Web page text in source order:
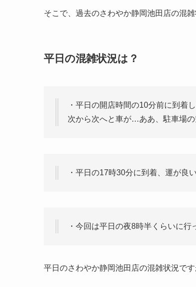
そこで、過去のさわやか静岡池田店の混
平日の混雑状況は？
・平日の開店時間の10分前に到着
次から次へと車が…ああ、駐車場
・平日の17時30分に到着、運が良
・今回は平日の夜8時半くらいに
平日のさわやか静岡池田店の混雑状況で